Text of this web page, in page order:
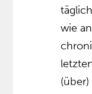
wie